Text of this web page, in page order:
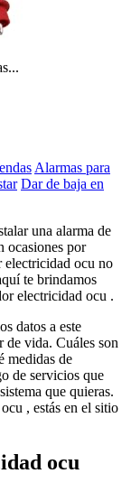
Alarmas para
Dar de baja en
una alarma de
ocasiones por
electricidad ocu no
te brindamos
electricidad ocu .
datos a este
de vida. Cuáles son
medidas de
de servicios que
que quieras.
, estás en el sitio
ocu